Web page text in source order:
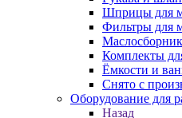
Шприцы для
Фильтры для
Комплекты
Ёмкости и
Снято с
Оборудование для
Назад